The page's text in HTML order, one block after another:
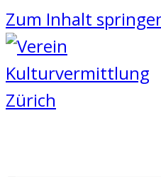
Zum Inhalt